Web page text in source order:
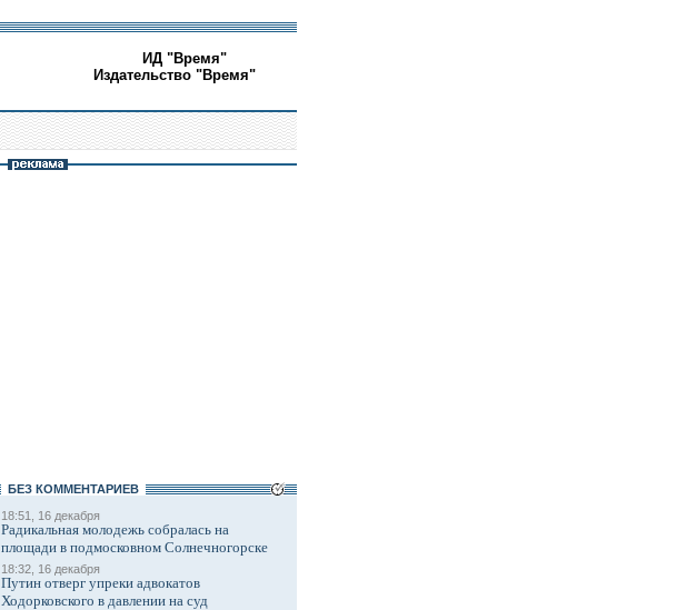
ИД "Время"
Издательство "Время"
БЕЗ КОМMЕНТАРИЕВ
18:51, 16 декабря
Радикальная молодежь собралась на
площади в подмосковном Солнечногорске
18:32, 16 декабря
Путин отверг упреки адвокатов
Ходорковского в давлении на суд